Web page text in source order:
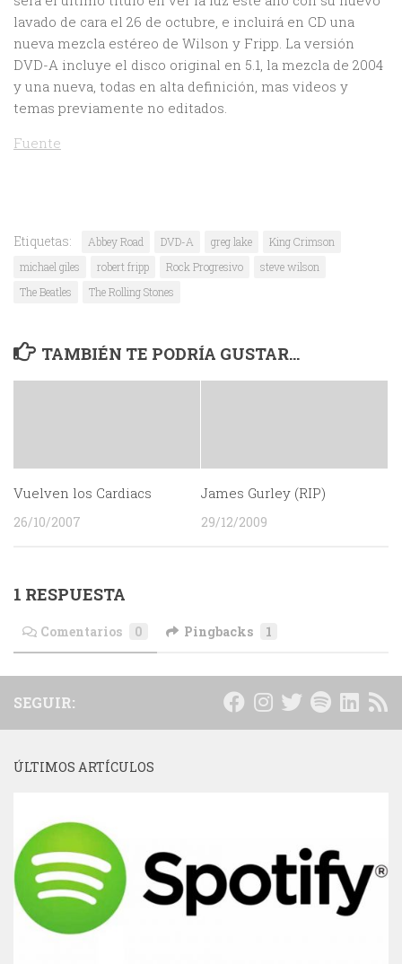
lavado de cara el 26 de octubre, e incluirá en CD una
nueva mezcla estéreo de Wilson y Fripp. La versión
DVD-A incluye el disco original en 5.1, la mezcla de 2004
y una nueva, todas en alta definición, mas videos y
temas previamente no editados.
Fuente
Etiquetas: Abbey Road DVD-A greg lake
King Crimson
michael giles
robert fripp Rock Progresivo
steve wilson
The Beatles
The Rolling Stones
TAMBIÉN TE PODRÍA GUSTAR...
Vuelven los Cardiacs
26/10/2007
James Gurley (RIP)
29/12/2009
1 RESPUESTA
Comentarios 0 Pingbacks 1
SEGUIR:
ÚLTIMOS ARTÍCULOS